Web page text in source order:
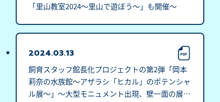
「里山教室2024～里山で遊ぼう～」も開催～
2024.03.13
飼育スタッフ館長化プロジェクトの第2弾「岡本
莉奈の水族館～アザラシ「ヒカル」のポテンシャ
ル展～」～大型モニュメント出現、壁一面の展示